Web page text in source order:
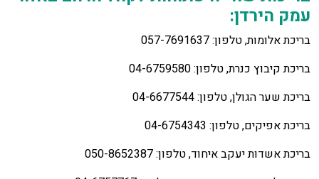
עמק הירדן:
בריכת אלומות, טלפון: 057-7691637
בריכת קיבוץ כנרת, טלפון: 04-6759580
בריכת שער הגולן, טלפון: 04-6677544
בריכת אפיקים, טלפון: 04-6754343
בריכת אשדות יעקב איחוד, טלפון: 050-8652387